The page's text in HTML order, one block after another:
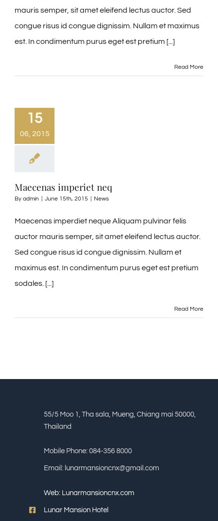
mauris semper, sit amet eleifend lectus auctor. Sed
congue risus id congue dignissim. Nullam et maximus
est. In condimentum purus eget est pretium [...]
Read More
15
06, 2015
Maecenas imperiet neq
By admin June 15th, 2015 News
Maecenas imperdiet neque Aliquam pulvinar felis
auctor mauris semper, sit amet eleifend lectus auctor.
Sed congue risus id congue dignissim. Nullam et
maximus est. In condimentum purus eget est pretium
sodales. [...]
Read More
55/5 Moo 1, Tha sala, Mueng, Chiang mai 50000,
Thailand
Mobile Phone: 084-356 8000
Email: lunarmansioncnx@gmail.com
Web: Lunarmansioncnx.com
Lunar Mansion Hotel